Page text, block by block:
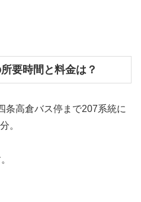
要時間と料金は？
条高倉バス停まで207系統に
。